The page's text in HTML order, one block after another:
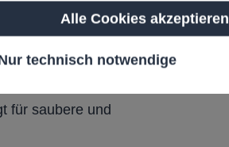
wahlweise zur
harmonisch in
für saubere und
Alle Cookies akzeptieren
technisch notwendige